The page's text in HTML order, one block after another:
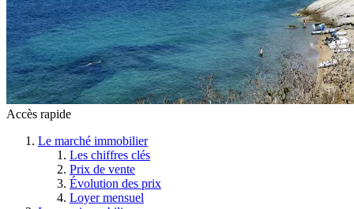
Accès rapide
Le marché immobilier
Les chiffres clés
Prix de vente
Évolution des prix
Loyer mensuel